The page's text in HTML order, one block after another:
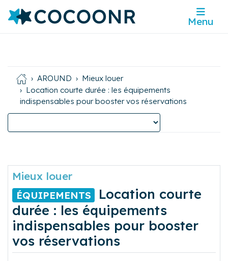
Menu
AROUND
Mieux louer
Location courte durée : les équipements
indispensables pour booster vos réservations
Mieux louer
ÉQUIPEMENTS
Location courte
durée : les équipements
indispensables pour booster
vos réservations